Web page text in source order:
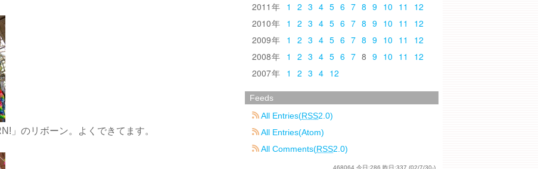
」のリボーン。よくできてます。
2011
1 2 3 4 5 6 7 8 9 10 11
12
2010
1 2 3 4 5 6 7 8 9 10 11
12
2009
1 2 3 4 5 6 7 8 9 10 11
12
2008
1 2 3 4 5 6 7 8 9 10 11
12
2007
1 2 3 4 12
Feeds
All Entries(RSS2.0)
All Entries(Atom)
All Comments(RSS2.0)
468064 今日:286 昨日:337 (02/7/30-)